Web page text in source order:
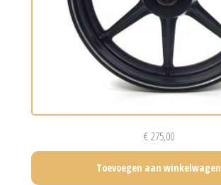
€275,00
Toevoegen aan winkelwagen